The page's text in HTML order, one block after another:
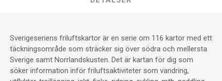
Sverigeseriens friluftskartor är en serie om 116 kartor med ett
täckningsområde som sträcker sig över södra och mellersta
Sverige samt Norrlandskusten. Det är kartan för dig som
söker information inför friluftsaktiviteter som vandring,